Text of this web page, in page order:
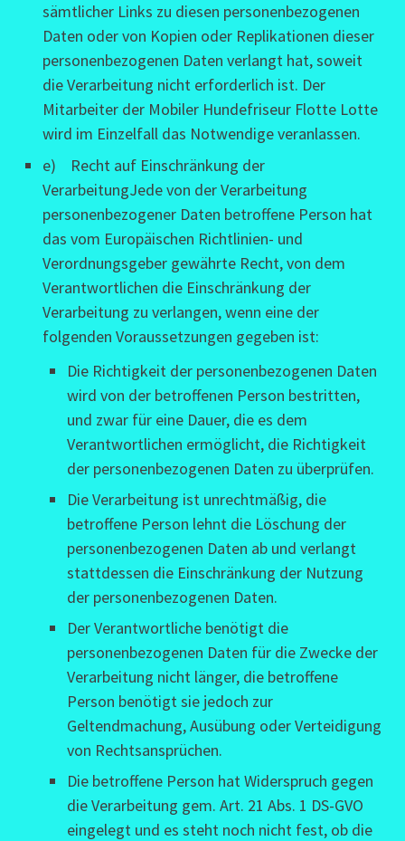
sämtlicher Links zu diesen personenbezogenen
Daten oder von Kopien oder Replikationen dieser
personenbezogenen Daten verlangt hat, soweit
die Verarbeitung nicht erforderlich ist. Der
Mitarbeiter der Mobiler Hundefriseur Flotte Lotte
wird im Einzelfall das Notwendige veranlassen.
e) Recht auf Einschränkung der
VerarbeitungJede von der Verarbeitung
personenbezogener Daten betroffene Person hat
das vom Europäischen Richtlinien- und
Verordnungsgeber gewährte Recht, von dem
Verantwortlichen die Einschränkung der
Verarbeitung zu verlangen, wenn eine der
folgenden Voraussetzungen gegeben ist:
Die Richtigkeit der personenbezogenen Daten
wird von der betroffenen Person bestritten,
und zwar für eine Dauer, die es dem
Verantwortlichen ermöglicht, die Richtigkeit
der personenbezogenen Daten zu überprüfen.
Die Verarbeitung ist unrechtmäßig, die
betroffene Person lehnt die Löschung der
personenbezogenen Daten ab und verlangt
stattdessen die Einschränkung der Nutzung
der personenbezogenen Daten.
Der Verantwortliche benötigt die
personenbezogenen Daten für die Zwecke der
Verarbeitung nicht länger, die betroffene
Person benötigt sie jedoch zur
Geltendmachung, Ausübung oder Verteidigung
von Rechtsansprüchen.
Die betroffene Person hat Widerspruch gegen
die Verarbeitung gem. Art. 21 Abs. 1 DS-GVO
eingelegt und es steht noch nicht fest, ob die